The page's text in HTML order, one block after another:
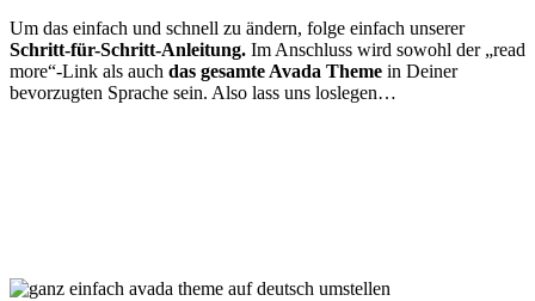
Um das einfach und schnell zu ändern, folge einfach unserer
Schritt-für-Schritt-Anleitung. Im Anschluss wird sowohl der „read
more“-Link als auch das gesamte Avada Theme in Deiner
bevorzugten Sprache sein. Also lass uns loslegen…